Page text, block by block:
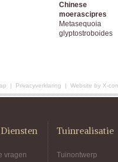
Chinese
moerascipres
Metasequoia
glyptostroboides
| Privacyverklaring | Website by X-
vragen
Tuinrealisatie
Tuinontwerp